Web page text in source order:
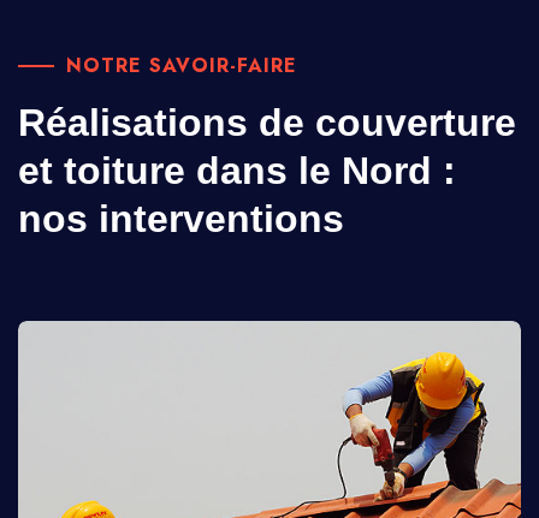
NOTRE SAVOIR-FAIRE
Réalisations de couverture
et toiture dans le Nord :
nos interventions